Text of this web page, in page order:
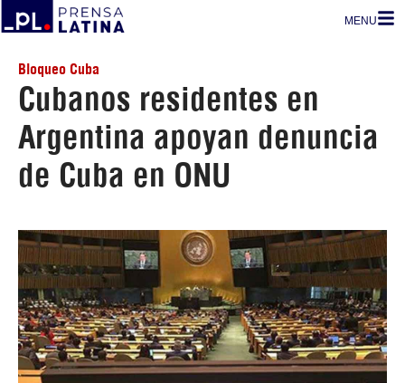
MENU
Bloqueo Cuba
Cubanos residentes en
Argentina apoyan denuncia
de Cuba en ONU